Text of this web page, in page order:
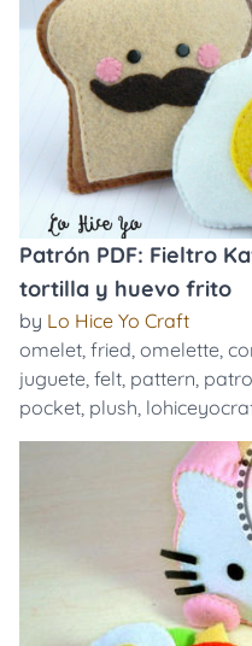
Patrón PDF: Fieltro
tortilla y huevo frito
by Lo Hice Yo Craft
omelet, fried, omelette,
juguete, felt, pattern,
pocket, plush,